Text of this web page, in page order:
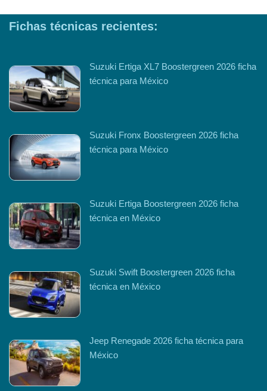
Fichas técnicas recientes:
Suzuki Ertiga XL7 Boostergreen 2026 ficha
técnica para México
Suzuki Fronx Boostergreen 2026 ficha
técnica para México
Suzuki Ertiga Boostergreen 2026 ficha
técnica en México
Suzuki Swift Boostergreen 2026 ficha
técnica en México
Jeep Renegade 2026 ficha técnica para
México